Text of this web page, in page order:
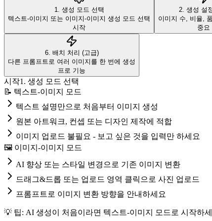
1. 생성 모드 선택
텍스트-이미지 또는 이미지-이미지 생성 모드 선택
시작
2. 생성 설
이미지 수, 비율,
중요
6. 배치 처리 (고급)
다른 프롬프트로 여러 이미지를 한 번에 생성
프로 기능
시작1. 생성 모드 선택
📝 텍스트-이미지 모드
텍스트 설명만으로 처음부터 이미지 생성
원본 아트워크, 컨셉 또는 디자인 제작에 적합
이미지 업로드 불필요 - 보고 싶은 것을 입력만 하세요
🖼️ 이미지-이미지 모드
AI 향상 또는 스타일 변경으로 기존 이미지 변환
드래그&드롭 또는 업로드 영역 클릭으로 사진 업로드
프롬프트로 이미지 변환 방향을 안내하세요
💡 팁: AI 생성이 처음이라면 텍스트-이미지 모드로 시작하